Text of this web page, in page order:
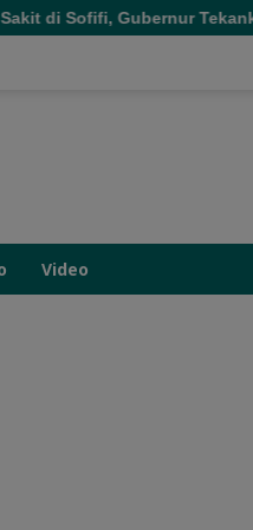
Tekankan Transformasi
Video